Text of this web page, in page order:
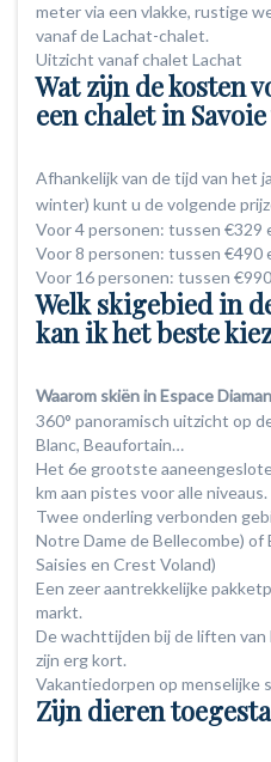
meter via een vlakke, rustige
vanaf de Lachat-chalet.
Uitzicht vanaf chalet Lachat
Wat zijn de kosten
een chalet in
Afhankelijk van de tijd van het
winter) kunt u de volgende
Voor 4 personen: tussen €329
Voor 8 personen: tussen €490
Voor 16 personen: tussen
Welk skigebied in
kan ik het beste
Waarom skiën in Espace
360° panoramisch uitzicht op
Blanc, Beaufortain…
Het 6e grootste
km aan pistes voor alle niveaus.
Twee onderling verbonden
Notre Dame de Bellecombe) of
Saisies en Crest Voland)
Een zeer aantrekkelijke
markt.
De wachttijden bij de liften van
zijn erg kort.
Vakantiedorpen op menselijke
Zijn dieren